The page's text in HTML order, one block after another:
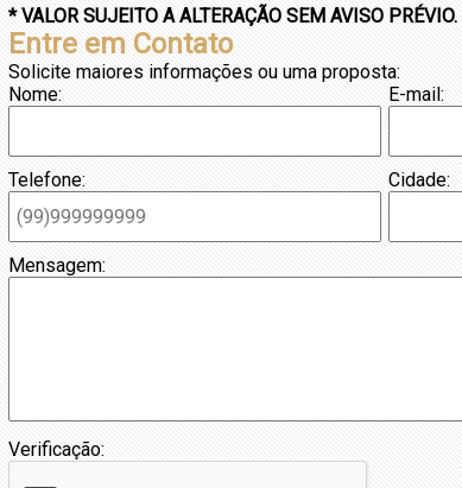
* VALOR SUJEITO A ALTERAÇÃO SEM AVISO PRÉVIO.
Entre em Contato
Solicite maiores informações ou uma proposta:
Nome:
Telefone:
E-mail:
Cidade:
Mensagem:
Verificação: